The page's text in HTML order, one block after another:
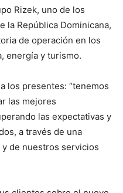
Rizek, uno de los
la República Dominicana,
de operación en los
energía y turismo.
los presentes: “tenemos
las mejores
las expectativas y
a través de una
de nuestros servicios